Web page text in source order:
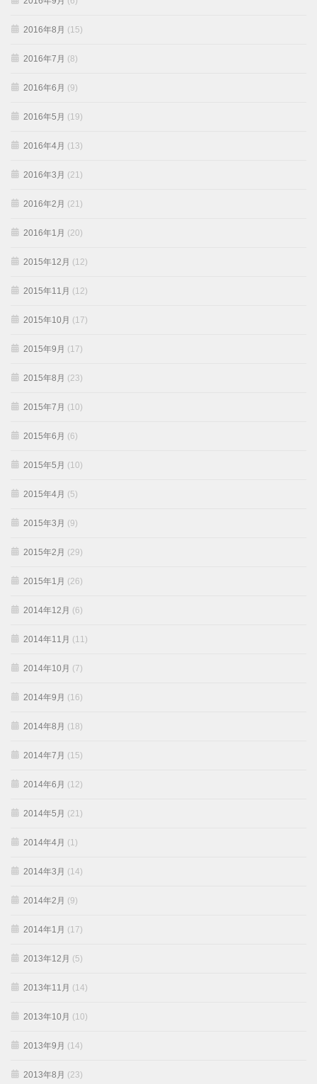
2016年8月 (15)
2016年7月 (8)
2016年6月 (9)
2016年5月 (19)
2016年4月 (13)
2016年3月 (21)
2016年2月 (21)
2016年1月 (20)
2015年12月 (12)
2015年11月 (12)
2015年10月 (17)
2015年9月 (17)
2015年8月 (23)
2015年7月 (10)
2015年6月 (6)
2015年5月 (10)
2015年4月 (5)
2015年3月 (9)
2015年2月 (29)
2015年1月 (26)
2014年12月 (6)
2014年11月 (11)
2014年10月 (7)
2014年9月 (16)
2014年8月 (18)
2014年7月 (15)
2014年6月 (12)
2014年5月 (21)
2014年4月 (1)
2014年3月 (14)
2014年2月 (9)
2014年1月 (17)
2013年12月 (5)
2013年11月 (14)
2013年10月 (10)
2013年9月 (14)
2013年8月 (23)